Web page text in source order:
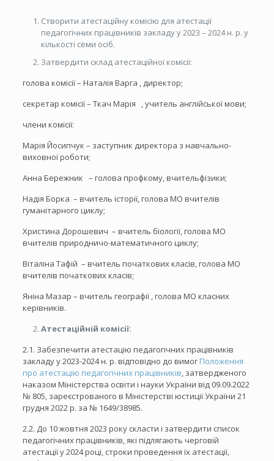
Створити атестаційну комісію для атестації
педагогічних працівників закладу у 2023 – 2024 н. р. у
кількості семи осіб.
Затвердити склад атестаційної комісії:
голова комісії – Наталія Варга , директор;
секретар комісії – Ткач Марія , учитель англійської мови;
члени комісії:
Марія Йосипчук – заступник директора з навчально-
виховної роботи;
Анна Бережник – голова профкому, вчительфізики;
Надія Борка – вчитель історії, голова МО вчителів
гуманітарного циклу;
Христина Дорошевич – вчитель біології, голова МО
вчителів природничо-математичного циклу;
Віталіна Тафій – вчитель початкових класів, голова МО
вчителів початкових класів;
Яніна Мазар – вчитель географії , голова МО класних
керівників.
Атестаційній комісії:
2.1. Забезпечити атестацію педагогічних працівників
закладу у 2023-2024 н. р. відповідно до вимог Положення
про атестацію педагогічних працівників, затвердженого
наказом Міністерства освіти і науки України від 09.09.2022
№ 805, зареєстрованого в Міністерстві юстиції України 21
грудня 2022 р. за № 1649/38985.
2.2. До 10 жовтня 2023 року скласти і затвердити список
педагогічних працівників, які підлягають черговій
атестації у 2024 році, строки проведення їх атестації,